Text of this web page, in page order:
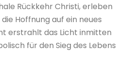
Rückkehr Christi, erleben
Hoffnung auf ein neues
erstrahlt das Licht inmitten
für den Sieg des Lebens